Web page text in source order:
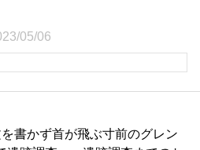
05/06
書かず首が飛ぶ寸前のグレン